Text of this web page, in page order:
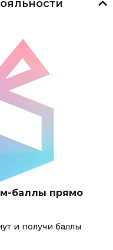
баллы прямо
и получи баллы